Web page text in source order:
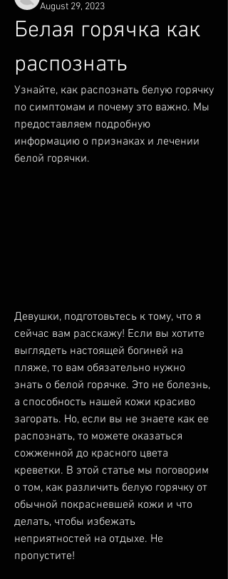
August 29, 2023
Белая горячка как
распознать
Узнайте, как распознать белую горячку
по симптомам и почему это важно. Мы
предоставляем подробную
информацию о признаках и лечении
белой горячки.
Девушки, подготовьтесь к тому, что я
сейчас вам расскажу! Если вы хотите
выглядеть настоящей богиней на
пляже, то вам обязательно нужно
знать о белой горячке. Это не болезнь,
а способность нашей кожи красиво
загорать. Но, если вы не знаете как ее
распознать, то можете оказаться
сожженной до красного цвета
креветки. В этой статье мы поговорим
о том, как различить белую горячку от
обычной покрасневшей кожи и что
делать, чтобы избежать
неприятностей на отдыхе. Не
пропустите!